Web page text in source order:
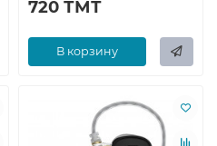
720 ТМТ
В корзину